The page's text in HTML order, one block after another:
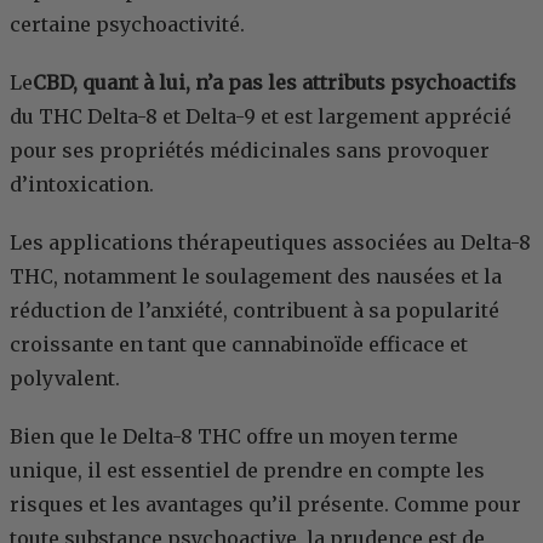
certaine psychoactivité.
LeCBD, quant à lui, n’a pas les attributs psychoactifs
du THC Delta-8 et Delta-9 et est largement apprécié
pour ses propriétés médicinales sans provoquer
d’intoxication.
Les applications thérapeutiques associées au Delta-8
THC, notamment le soulagement des nausées et la
réduction de l’anxiété, contribuent à sa popularité
croissante en tant que cannabinoïde efficace et
polyvalent.
Bien que le Delta-8 THC offre un moyen terme
unique, il est essentiel de prendre en compte les
risques et les avantages qu’il présente. Comme pour